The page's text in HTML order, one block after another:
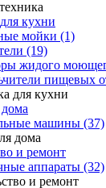
кухни
мойки (1)
(19)
жидого
пищевых
машины (37)
и ремонт
аппараты (32)